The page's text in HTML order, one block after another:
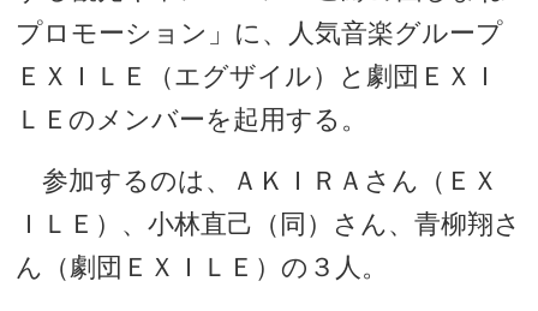
プロモーション」に、人気音楽グループ
ＥＸＩＬＥ（エグザイル）と劇団ＥＸＩ
ＬＥのメンバーを起用する。
参加するのは、ＡＫＩＲＡさん（ＥＸ
ＩＬＥ）、小林直己（同）さん、青柳翔さ
ん（劇団ＥＸＩＬＥ）の３人。